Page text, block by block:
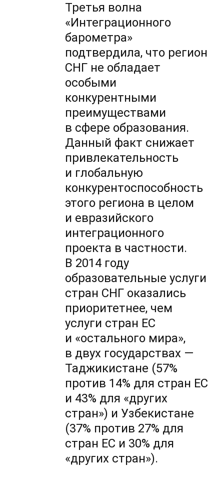
Третья волна
«Интеграционного
барометра»
подтвердила, что регион
СНГ не обладает
особыми
конкурентными
преимуществами
в сфере образования.
Данный факт снижает
привлекательность
и глобальную
конкурентоспособность
этого региона в целом
и евразийского
интеграционного
проекта в частности.
В 2014 году
образовательные услуги
стран СНГ оказались
приоритетнее, чем
услуги стран ЕС
и «остального мира»,
в двух государствах —
Таджикистане (57%
против 14% для стран ЕС
и 43% для «других
стран») и Узбекистане
(37% против 27% для
стран ЕС и 30% для
«других стран»).